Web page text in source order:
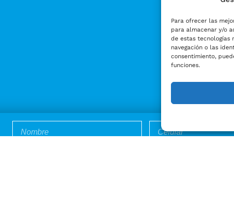
Para ofrecer las
para almacenar y/o
de estas tecnologías
navegación o las
consentimiento,
funciones.